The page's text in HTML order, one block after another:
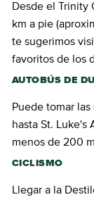
Desde el Trinity
km a pie
te sugerimos
favoritos de los
AUTOBÚS DE
Puede tomar las
hasta St. Luke's
menos de 200
CICLISMO
Llegar a la